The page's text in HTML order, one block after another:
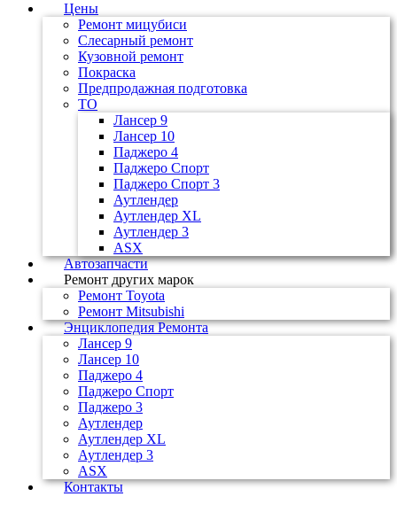
Цены
Ремонт мицубиси
Слесарный ремонт
Кузовной ремонт
Покраска
Предпродажная подготовка
ТО
Лансер 9
Лансер 10
Паджеро 4
Паджеро Спорт
Паджеро Спорт 3
Аутлендер
Аутлендер ХL
Аутлендер 3
ASX
Автозапчасти
Ремонт других марок
Ремонт Toyota
Ремонт Mitsubishi
Энциклопедия Ремонта
Лансер 9
Лансер 10
Паджеро 4
Паджеро Спорт
Паджеро 3
Аутлендер
Аутлендер ХL
Аутлендер 3
ASX
Контакты